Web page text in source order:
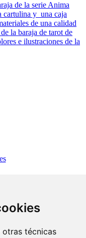
otras técnicas
de la serie Anima
cartulina y una caja
de una calidad
la baraja de tarot de
e ilustraciones de la
El mismo se basa
está representando
carta del tarot.
😏 Este Tarot de
con una estética